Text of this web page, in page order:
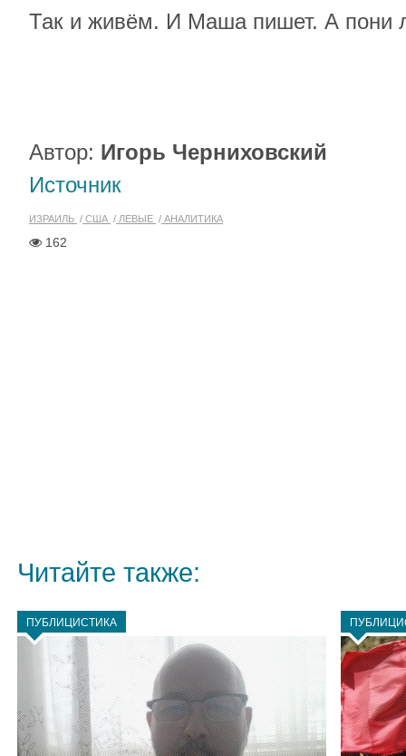
Так и живём. И Маша пишет. А пони
Автор: Игорь Черниховский
Источник
ИЗРАИЛЬ США ЛЕВЫЕ АНАЛИТИКА
162
Читайте также:
ПУБЛИЦИСТИКА